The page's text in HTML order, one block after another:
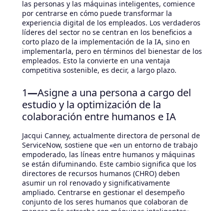
las personas y las máquinas inteligentes, comience
por centrarse en cómo puede transformar la
experiencia digital de los empleados. Los verdaderos
líderes del sector no se centran en los beneficios a
corto plazo de la implementación de la IA, sino en
implementarla, pero en términos del bienestar de los
empleados. Esto la convierte en una ventaja
competitiva sostenible, es decir, a largo plazo.
1—Asigne a una persona a cargo del
estudio y la optimización de la
colaboración entre humanos e IA
Jacqui Canney, actualmente directora de personal de
ServiceNow, sostiene que «en un entorno de trabajo
empoderado, las líneas entre humanos y máquinas
se están difuminando. Este cambio significa que los
directores de recursos humanos (CHRO) deben
asumir un rol renovado y significativamente
ampliado. Centrarse en gestionar el desempeño
conjunto de los seres humanos que colaboran de